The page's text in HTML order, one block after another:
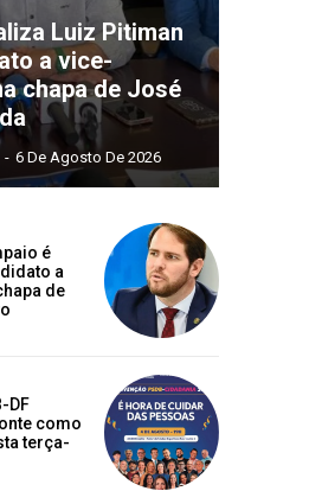
Luiz Pitiman
a vice-
chapa de José
- 6 De Agosto De 2026
é
a
de
DF
como
terça-